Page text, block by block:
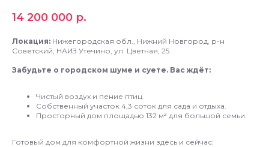
14 200 000 р.
Локация: Нижегородская обл., Нижний Новгород, р-н
Советский, НАИЗ Утечино, ул. Цветная, 25
Забудьте о городском шуме и суете. Вас ждёт:
Чистый воздух и пение птиц.
Собственный участок 4,3 соток для сада и отдыха.
Просторный дом площадью 132 м² для большой семьи.
Готовый дом для комфортной жизни здесь и сейчас: